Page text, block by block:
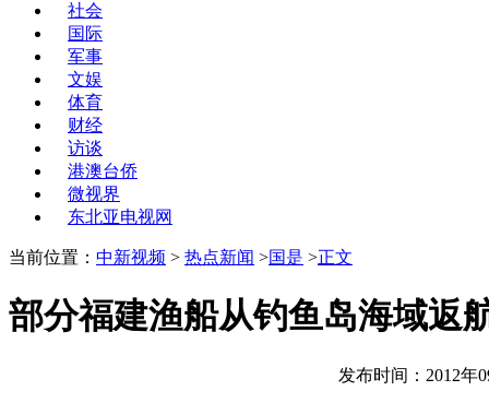
社会
国际
军事
文娱
体育
财经
访谈
港澳台侨
微视界
东北亚电视网
当前位置： 中新视频 > 热点新闻 >国是 >正文
部分福建渔船从钓鱼岛海域返
发布时间：2012年